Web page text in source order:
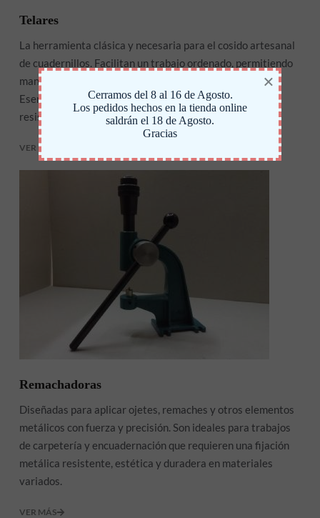
Telares
La herramienta clásica y necesaria para el cosido artesanal
de cuadernillos. Facilitan un trabajo ordenado, permitiendo
mantener la tensión ideal durante todo el proceso.
Esenciales para lograr un cosido profesional, sólido y
resistente en encuadernaciones tradicionales.
VER MÁS
Remachadoras
Diseñadas para aplicar ojetes, remaches y otros elementos
metálicos con fuerza y precisión. Son ideales para trabajos
de carpetería y encuadernación que requieren una fijación
metálica resistente, estética y duradera en materiales
variados.
VER MÁS
Cerramos del 8 al 16 de Agosto.
Los pedidos hechos en la tienda online
saldrán el 18 de Agosto.
Gracias
×